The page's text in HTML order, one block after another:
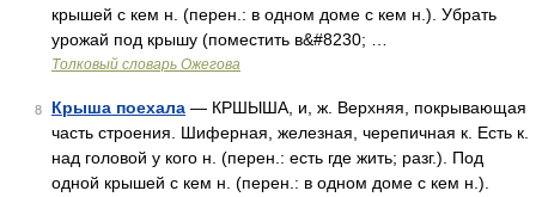
крышей с кем н. (перен.: в одном доме с кем н.). Убрать
урожай под крышу (поместить в&#8230; …
Толковый словарь Ожегова
8 Крыша поехала — КРШЫША, и, ж. Верхняя, покрывающая
часть строения. Шиферная, железная, черепичная к. Есть к.
над головой у кого н. (перен.: есть где жить; разг.). Под
одной крышей с кем н. (перен.: в одном доме с кем н.).